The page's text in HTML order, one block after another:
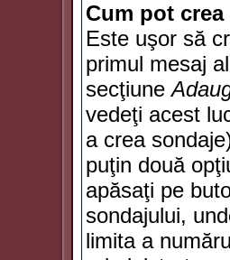
Cum pot
Este uşor să
primul mesaj
secţiune
vedeţi acest
a crea
puţin două
apăsaţi pe
sondajului,
limita a